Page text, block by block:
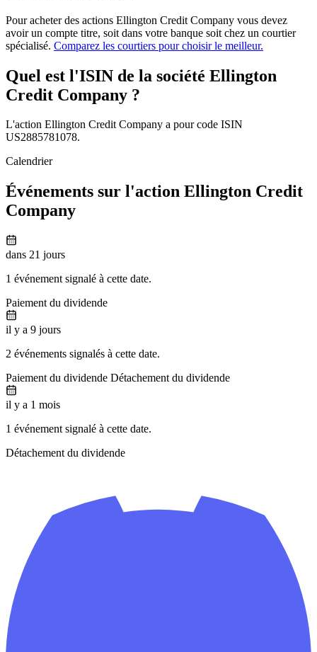
Pour acheter des actions Ellington Credit Company vous devez
avoir un compte titre, soit dans votre banque soit chez un courtier
spécialisé. Comparez les courtiers pour choisir le meilleur.
Quel est l'ISIN de la société Ellington
Credit Company ?
L'action Ellington Credit Company a pour code ISIN
US2885781078.
Calendrier
Événements sur l'action Ellington Credit
Company
dans 21 jours
1 événement signalé à cette date.
Paiement du dividende
il y a 9 jours
2 événements signalés à cette date.
Paiement du dividende Détachement du dividende
il y a 1 mois
1 événement signalé à cette date.
Détachement du dividende